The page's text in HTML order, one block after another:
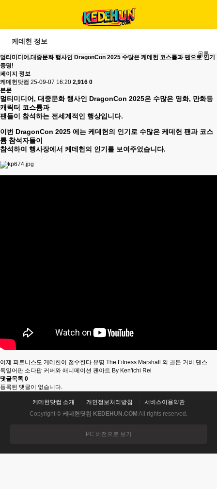
케데헌 정보
목록
멀티미디어,대중문화 행사인 DragonCon 2025 수많은 케데헌 코스튬과 팬으로 인기
증명!
페이지 정보
케데헌닷컴 25-09-07 16:20 2,916 0
본문
멀티미디어, 대중문화 행사인 DragonCon 2025은 수많은 영화, 만화등
캐릭터 코스튬과
팬들이 참석하는 전세계적인 행상입니다.
이번 DragonCon 2025 에는 케데헌의 인기로 수많은 케데헌 팬과 코스
튬 참석자들이
참석하여 행사장에서 케데헌의 인기를 보여주었습니다.
이제 피트니스도 케데헌이 접수한다 유명 The Fitness Marshall 의 골든 커버 댄스
독일어판 소다팝 커버와 애니메이션 팬아트 By Ken'ichi Rei
댓글목록 0
등록된 댓글이 없습니다.
케데헌닷컴 소개 개인정보처리방침
서비스이용약관
Copyright © 케데헌닷컴 KEDEHUN.COM All rights reserved.
PC 버전으로 보기